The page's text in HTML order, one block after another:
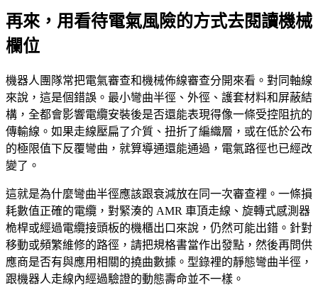
再來，用看待電氣風險的方式去閱讀機械
欄位
機器人團隊常把電氣審查和機械佈線審查分開來看。對同軸線
來說，這是個錯誤。最小彎曲半徑、外徑、護套材料和屏蔽結
構，全都會影響電纜安裝後是否還能表現得像一條受控阻抗的
傳輸線。如果走線壓扁了介質、扭折了編織層，或在低於公布
的極限值下反覆彎曲，就算導通還能通過，電氣路徑也已經改
變了。
這就是為什麼彎曲半徑應該跟衰減放在同一次審查裡。一條損
耗數值正確的電纜，對緊湊的 AMR 車頂走線、旋轉式感測器
桅桿或經過電纜接頭板的機櫃出口來說，仍然可能出錯。針對
移動或頻繁維修的路徑，請把規格書當作出發點，然後再問供
應商是否有與應用相關的撓曲數據。型錄裡的靜態彎曲半徑，
跟機器人走線內經過驗證的動態壽命並不一樣。